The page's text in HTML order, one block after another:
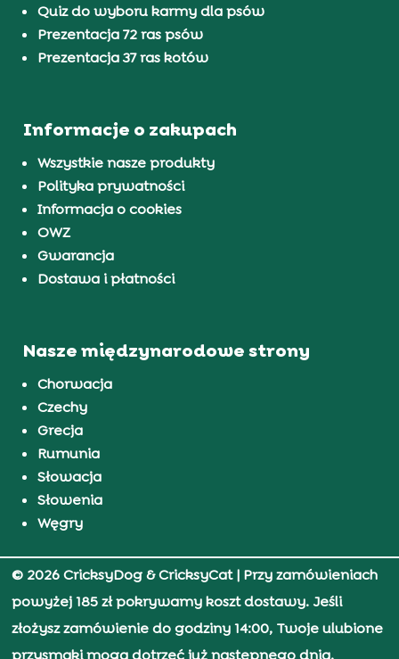
Quiz do wyboru karmy dla psów
Prezentacja 72 ras psów
Prezentacja 37 ras kotów
Informacje o zakupach
Wszystkie nasze produkty
Polityka prywatności
Informacja o cookies
OWZ
Gwarancja
Dostawa i płatności
Nasze międzynarodowe strony
Chorwacja
Czechy
Grecja
Rumunia
Słowacja
Słowenia
Węgry
© 2026 CricksyDog & CricksyCat| Przy zamówieniach
powyżej 185 zł pokrywamy koszt dostawy. Jeśli
złożysz zamówienie do godziny 14:00, Twoje ulubione
przysmaki mogą dotrzeć już następnego dnia.